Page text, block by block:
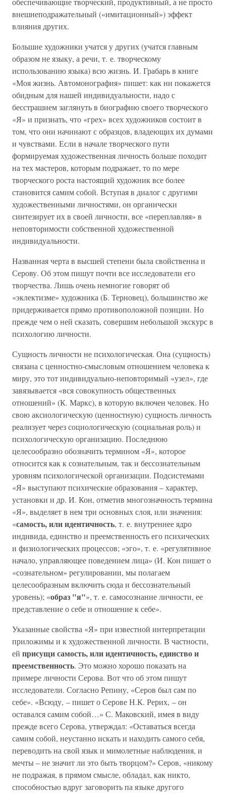
внешнеподражательный («имитационный») эффект
влияния других.
Большие художники учатся у других (учатся главным
образом не языку, а речи, т. е. творческому
использованию языка) всю жизнь. И. Грабарь в книге
«Моя жизнь. Автомонография» пишет: как ни покажется
обидным для нашей индивидуальности, надо с
бесстрашием заглянуть в биографию своего творческого
«Я» и признать, что «грех» всех художников состоит в
том, что они начинают с образцов, владеющих их думами
и чувствами. Если в начале творческого пути
формируемая художественная личность больше походит
на тех мастеров, которым подражает, то по мере
творческого роста настоящий художник все более
становится самим собой. Вступая в диалог с другими
художественными личностями, он органически
синтезирует их в своей личности, все «переплавляя» в
неповторимости собственной художественной
индивидуальности.
Названная черта в высшей степени была свойственна и
Серову. Об этом пишут почти все исследователи его
творчества. Лишь очень немногие говорят об
«эклектизме» художника (Б. Терновец), большинство же
придерживается прямо противоположной позиции. Но
прежде чем о ней сказать, совершим небольшой экскурс в
психологию личности.
Сущность личности не психологическая. Она (сущность)
связана с ценностно-смысловым отношением человека к
миру, это тот индивидуально-неповторимый «узел», где
завязывается «вся совокупность общественных
отношений» (К. Маркс), в которую включен человек. Но
свою аксиологическую (ценностную) сущность личность
реализует через социологическую (социальная роль) и
психологическую организацию. Последнюю
целесообразно обозначить термином «Я», которое
относится как к сознательным, так и бессознательным
уровням психологической организации. Подсистемами
«Я» выступают психические образования – характер,
установки и др. И. Кон, отметив многозначность термина
«Я», выделяет в нем три основных слоя, или значения:
«самость, или идентичность, т. е. внутреннее ядро
индивида, единство и преемственность его психических
и физиологических процессов; «эго», т. е. «регулятивное
начало, управляющее поведением лица» (И. Кон пишет о
«сознательном» регулировании, мы полагаем
целесообразным включить сюда и бессознательный
уровень); «образ "я"», т. е. самосознание личности, ее
представление о себе и отношение к себе».
Указанные свойства «Я» при известной интерпретации
приложимы и к художественной личности. В частности,
ей присущи самость, или идентичность, единство и
преемственность. Это можно хорошо показать на
примере личности Серова. Вот что об этом пишут
исследователи. Согласно Репину, «Серов был сам по
себе». «Всюду, – пишет о Серове Н.К. Рерих, – он
оставался самим собой…» С. Маковский, имея в виду
прежде всего Серова, утверждал: «Оставаться всегда
самим собой, неустанно искать и находить самого себя,
переводить на свой язык и мимолетные наблюдения, и
мечты – не значит ли это быть творцом?» Серов, «никому
не подражая, в прямом смысле, обладал, как никто,
способностью вдруг заговорить па языке другого